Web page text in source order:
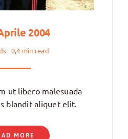
2004
0,4 min read
ut libero malesuada
blandit aliquet elit.
MORE